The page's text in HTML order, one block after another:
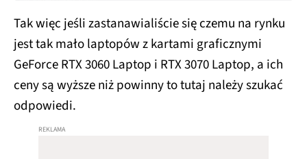
Tak więc jeśli zastanawialiście się czemu na rynku
jest tak mało laptopów z kartami graficznymi
GeForce RTX 3060 Laptop i RTX 3070 Laptop, a ich
ceny są wyższe niż powinny to tutaj należy szukać
odpowiedi.